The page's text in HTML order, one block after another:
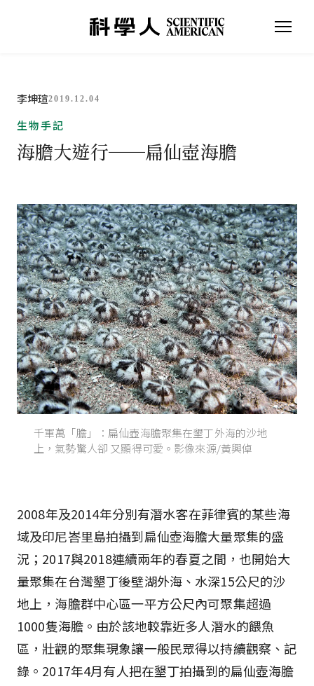
李坤瑄2019.12.04
生物手記
海膽大遊行──扁仙壺海膽
千軍萬「膽」：扁仙壺海膽聚集在墾丁外海的沙地
上，氣勢驚人卻 又顯得可愛。影像來源/黃興倬
2008年及2014年分別有潛水客在菲律賓的某些海
域及印尼峇里島拍攝到扁仙壺海膽大量聚集的盛
況；2017與2018連續兩年的春夏之間，也開始大
量聚集在台灣墾丁後壁湖外海、水深15公尺的沙
地上，海膽群中心區一平方公尺內可聚集超過
1000隻海膽。由於該地較靠近多人潛水的餵魚
區，壯觀的聚集現象讓一般民眾得以持續觀察、記
錄。2017年4月有人把在墾丁拍攝到的扁仙壺海膽